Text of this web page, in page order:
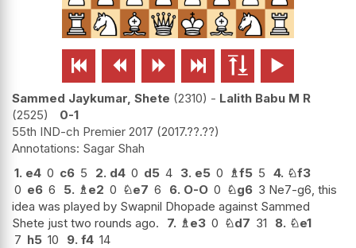
     
Sammed Jaykumar, Shete 2310 - Lalith Babu M R
2525
0-1
55th IND-ch Premier 2017 2017.??.??
Sagar Shah
1. e4 0 c6 5 2. d4 0 d5 4 3. e5 0 ♗f5 5 4. ♘f3
0 e6 6 5. ♗e2 0 ♘e7 6 6. O-O 0 ♘g6 3 Ne7-g6, this
idea was played by Swapnil Dhopade against Sammed
Shete just two rounds ago.
7. ♗e3 0 ♘d7 31 8. ♘e1
7 h5 10 9. f4 14